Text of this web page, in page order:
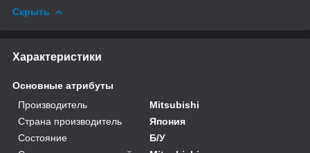
Скрыть
Характеристики
Основные атрибуты
Производитель
Mitsubishi
Страна производитель
Япония
Состояние
Б/У